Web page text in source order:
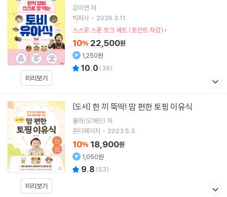
미리보기
강미연 저
빅피시
2026.3.11.
스스로 스푼 포크 세트 (포인트 차감)
10% 22,500원
1,250원
10.0 (39)
미리보기
[도서] 한 끼 뚝딱! 맘 편한 토핑 이유식
율마(오애진) 저
온더페이지
2023.5.3.
10% 18,900원
1,050원
9.8 (53)